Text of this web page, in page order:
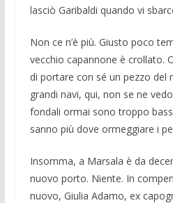
lasciò Garibaldi quando vi
Non ce n’è più. Giusto poco
vecchio capannone è crollato.
di portare con sé un pezzo del
grandi navi, qui, non se ne
fondali ormai sono troppo
sanno più dove ormeggiare i
Insomma, a Marsala è da
nuovo porto. Niente. In
nuovo, Giulia Adamo, ex